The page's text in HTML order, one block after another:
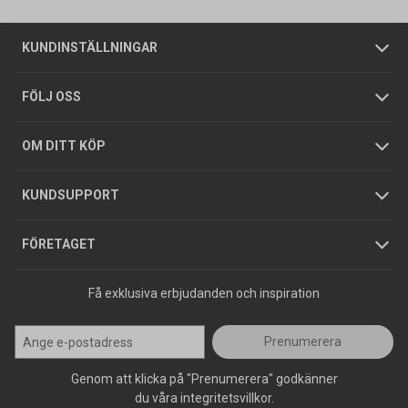
KUNDINSTÄLLNINGAR
Företagskund / Privatkund
FÖLJ OSS
OM DITT KÖP
Allmänna försäljningsvillkor
Integritetspolicy
GDPR
KUNDSUPPORT
Butiker
Foldrar och kataloger
Köpguider
Varumärken
FÖRETAGET
Om oss
Tjänster
Hållbarhet
Jobba hos oss
Press
Få exklusiva erbjudanden och inspiration
Prenumerera
Genom att klicka på "Prenumerera" godkänner
du våra integritetsvillkor.